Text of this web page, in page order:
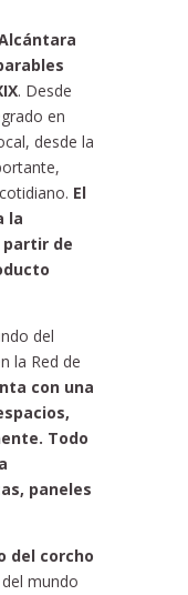
. Desde
en
desde la
El
la
partir de
del
la Red de
con una
Todo
paneles
del corcho
mundo